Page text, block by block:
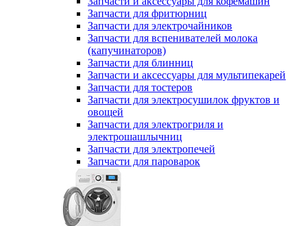
Запчасти для фритюрниц
Запчасти для электрочайников
Запчасти для вспенивателей молока
(капучинаторов)
Запчасти для блинниц
Запчасти и аксессуары для мультипекарей
Запчасти для тостеров
Запчасти для электросушилок фруктов и
овощей
Запчасти для электрогриля и
электрошашлычниц
Запчасти для электропечей
Запчасти для пароварок